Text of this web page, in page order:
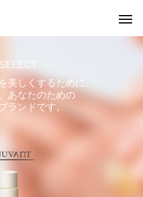
美しくするために、
あなたのための
ランドです。